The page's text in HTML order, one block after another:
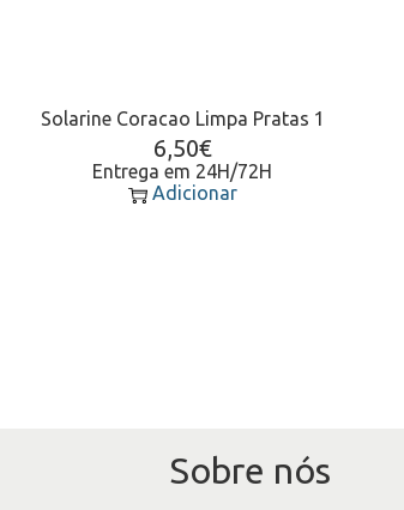
Solarine Coracao Limpa Pratas 1
6,50€
Entrega em 24H/72H
Adicionar
Sobre nós